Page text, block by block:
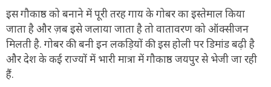
इस गौकाष्ठ को बनाने में पूरी तरह गाय के गोबर का इस्तेमाल किया
जाता है और ज़ब इसे जलाया जाता है तो वातावरण को ऑक्सीजन
मिलती है. गोबर की बनी इन लकड़ियों की इस होली पर डिमांड बढ़ी है
और देश के कई राज्यों में भारी मात्रा में गौकाष्ठ जयपुर से भेजी जा रही
हैं.